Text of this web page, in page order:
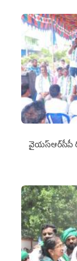
వైయ‌స్ఆర్‌సీపీ